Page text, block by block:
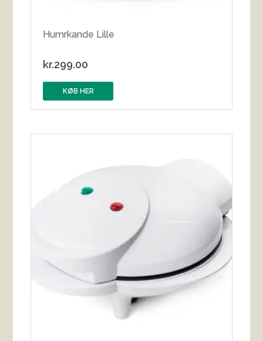
Humrkande Lille
kr.299.00
KØB HER